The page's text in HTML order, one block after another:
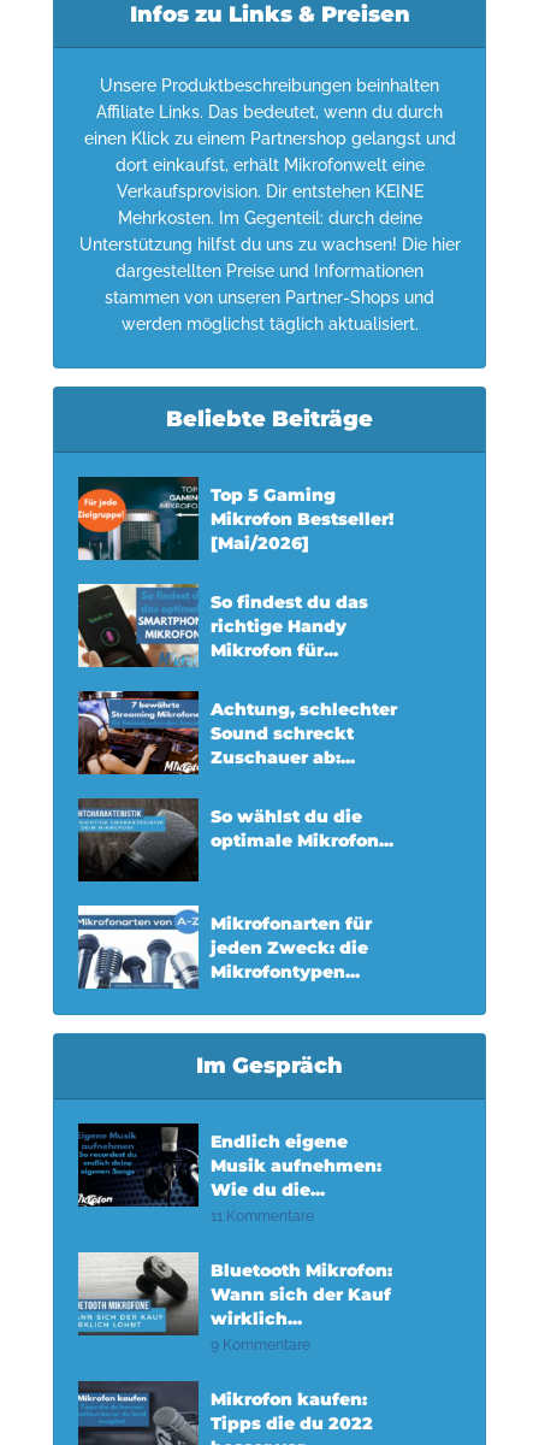
Infos zu Links & Preisen
Unsere Produktbeschreibungen beinhalten
Affiliate Links. Das bedeutet, wenn du durch
einen Klick zu einem Partnershop gelangst und
dort einkaufst, erhält Mikrofonwelt eine
Verkaufsprovision. Dir entstehen KEINE
Mehrkosten. Im Gegenteil: durch deine
Unterstützung hilfst du uns zu wachsen! Die hier
dargestellten Preise und Informationen
stammen von unseren Partner-Shops und
werden möglichst täglich aktualisiert.
Beliebte Beiträge
Top 5 Gaming
Mikrofon Bestseller!
[Mai/2026]
So findest du das
richtige Handy
Mikrofon für...
Achtung, schlechter
Sound schreckt
Zuschauer ab:...
So wählst du die
optimale Mikrofon...
Mikrofonarten für
jeden Zweck: die
Mikrofontypen...
Im Gespräch
Endlich eigene
Musik aufnehmen:
Wie du die...
11 Kommentare
Bluetooth Mikrofon:
Wann sich der Kauf
wirklich...
9 Kommentare
Mikrofon kaufen:
Tipps die du 2022